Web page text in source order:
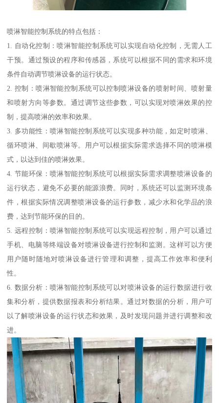
喷淋智能控制系统的特点包括：
1. 自动化控制：喷淋智能控制系统可以实现自动化控制，无需人工
干预。通过预设的程序和传感器，系统可以根据不同的需求和环境
条件自动调节喷淋设备的运行状态。
2. 控制：喷淋智能控制系统可以控制喷淋设备的喷射时间、喷射量
和喷射方向等参数。通过调节这些参数，可以实现对喷淋效果的控
制，提高喷淋的效率和效果。
3. 多功能性：喷淋智能控制系统可以实现多种功能，如定时喷淋、
循环喷淋、间歇喷淋等。用户可以根据实际需求选择不同的喷淋模
式，以达到佳的喷淋效果。
4. 节能环保：喷淋智能控制系统可以根据实际需求调整喷淋设备的
运行状态，避免不必要的能源浪费。同时，系统还可以监测环境条
件，根据实际情况调整喷淋设备的运行参数，减少水和化学品的浪
费，达到节能环保的目的。
5. 远程控制：喷淋智能控制系统可以实现远程控制，用户可以通过
手机、电脑等终端设备对喷淋设备进行控制和监测。这样可以方便
用户随时随地对喷淋设备进行管理和调整，提高工作效率和便利
性。
6. 数据分析：喷淋智能控制系统可以对喷淋设备的运行数据进行收
集和分析，提供数据报表和分析结果。通过对数据的分析，用户可
以了解喷淋设备的运行状态和效果，及时发现问题并进行调整和改
进。